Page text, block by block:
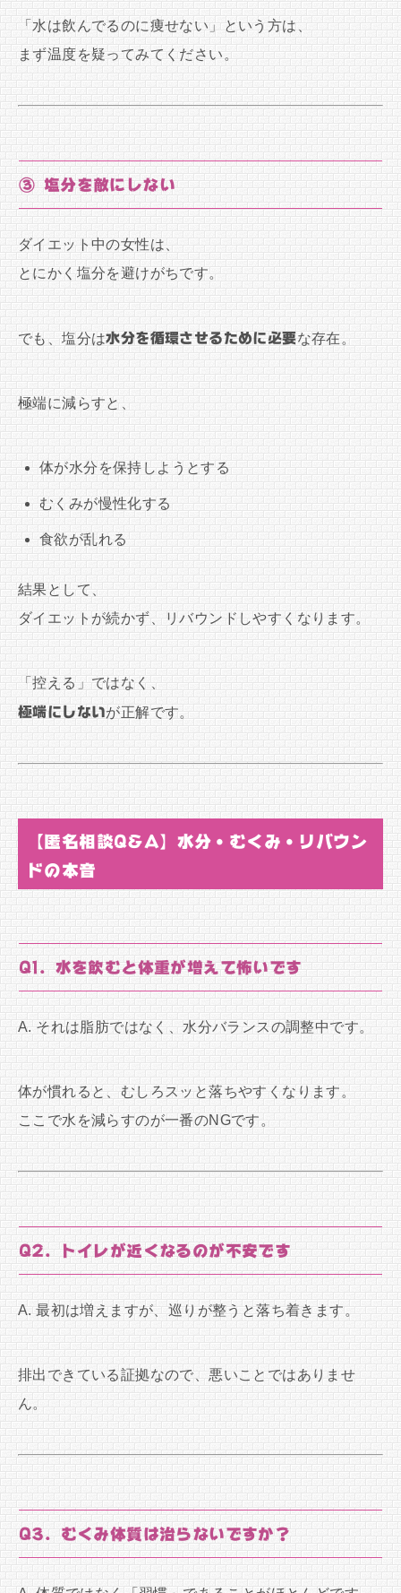
「水は飲んでるのに痩せない」という方は、
まず温度を疑ってみてください。
③ 塩分を敵にしない
ダイエット中の女性は、
とにかく塩分を避けがちです。
でも、塩分は水分を循環させるために必要な存在。
極端に減らすと、
体が水分を保持しようとする
むくみが慢性化する
食欲が乱れる
結果として、
ダイエットが続かず、リバウンドしやすくなります。
「控える」ではなく、
極端にしないが正解です。
【匿名相談Q&A】水分・むくみ・リバウン
ドの本音
Q1. 水を飲むと体重が増えて怖いです
A. それは脂肪ではなく、水分バランスの調整中です。
体が慣れると、むしろスッと落ちやすくなります。
ここで水を減らすのが一番のNGです。
Q2. トイレが近くなるのが不安です
A. 最初は増えますが、巡りが整うと落ち着きます。
排出できている証拠なので、悪いことではありませ
ん。
Q3. むくみ体質は治らないですか？